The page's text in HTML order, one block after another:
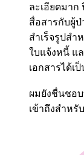
ละเอียดมาก
สื่อสารกับผู้ป่
สำเร็จรูปส
ใบแจ้งหนี้ แ
เอกสารได้เ
ผมยังชื่นชอบ
เข้าถึงสำหรั